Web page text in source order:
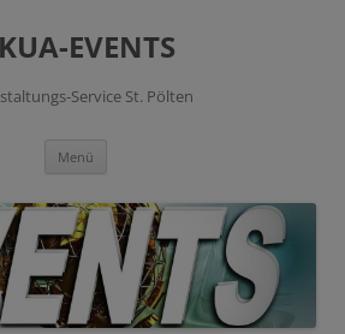
EVENTS
Service St. Pölten
Menü